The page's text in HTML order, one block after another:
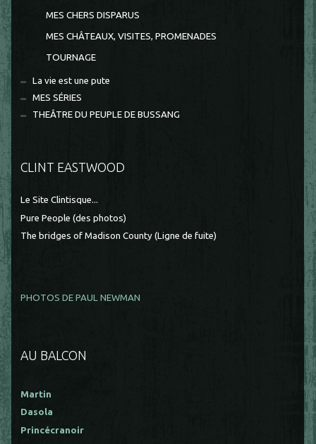
MES CHERS DISPARUS
MES CHÂTEAUX, VISITES, PROMENADES
TOURNAGE
La vie est une pute
MES SÉRIES
THEÂTRE DU PEUPLE DE BUSSANG
CLINT EASTWOOD
Le Site Clintisque...
Pure People (des photos)
The bridges of Madison County (Ligne de fuite)
PHOTOS DE PAUL NEWMAN
AU BALCON
Martin
Dasola
Princécranoir